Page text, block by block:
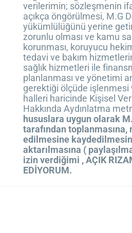
verilerimin; sözleşmenin
açıkça öngörülmesi, M.G
yükümlülüğünü yerine
zorunlu olması ve kamu
korunması, koruyucu
tedavi ve bakım
sağlık hizmetleri ile
planlanması ve yönetimi
gerektiği ölçüde işlenmesi
halleri haricinde Kişisel
Hakkında Aydınlatma
hususlara uygun olarak
tarafından toplanmasına,
edilmesine
aktarılmasına (
izin verdiğimi , AÇIK
EDİYORUM.